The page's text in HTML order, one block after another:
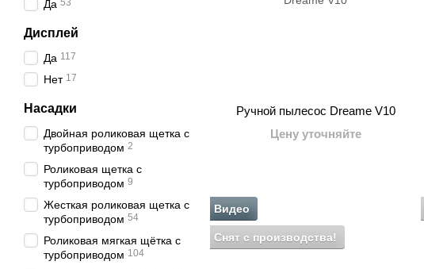
Ручной пылесос Dreame V10
Цену уточняйте
Видео
Снят с производства!
Да 53
Дисплей
Да 117
Нет 17
Насадки
Двойная роликовая щетка с
турбоприводом 2
Роликовая щетка с
турбоприводом 9
Жесткая роликовая щетка с
турбоприводом 54
Роликовая мягкая щётка с
турбоприводом 104